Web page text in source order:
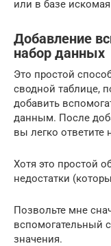
или в базе искомая
Добавление
набор данных
Это простой
сводной таблице,
добавить
данным. После
вы легко ответите
Хотя это простой
недостатки
Позвольте мне
вспомогательный
значения.